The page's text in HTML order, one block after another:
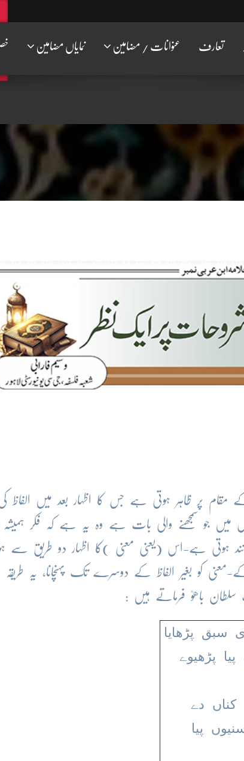
تعارف عنوانات / مضامین نمایاں مضامین
پر ظاہر ہوتی ہے جس کا اظہار بعد میں الفاظ
جو سمجھنے والی بات ہے وہ یہ ہے کہ فکر ہمیشہ
ہوتی ہے-اس (یعنی معنی )کا اظہار دو طریق سے
کو بغیر الفاظ کے دوسرے تک پہنچانا، یہ طریقہ
باھوؒ فرماتے ہیں :
سبق پڑھایا
پڑھیوے
کناں دے
پیا